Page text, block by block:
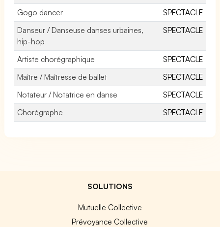
Gogo dancer
SPECTACLE
Danseur / Danseuse danses urbaines,
hip-hop
SPECTACLE
Artiste chorégraphique
SPECTACLE
Maître / Maîtresse de ballet
SPECTACLE
Notateur / Notatrice en danse
SPECTACLE
Chorégraphe
SPECTACLE
SOLUTIONS
Mutuelle Collective
Prévoyance Collective